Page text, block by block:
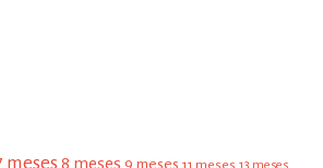
meses 8 meses 9 meses 11 meses